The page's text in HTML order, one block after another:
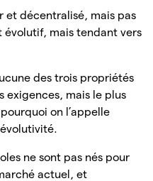
et décentralisé, mais pas
évolutif, mais tendant vers
des trois propriétés
exigences, mais le plus
pourquoi on l’appelle
ne sont pas nés pour
actuel, et